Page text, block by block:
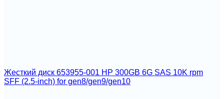
Жесткий диск 653955-001 HP 300GB 6G SAS 10K rpm
SFF (2.5-inch) for gen8/gen9/gen10